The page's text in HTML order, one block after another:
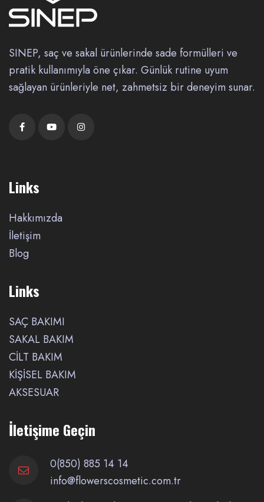
SINEP, saç ve sakal ürünlerinde sade formülleri ve
pratik kullanımıyla öne çıkar. Günlük rutine uyum
sağlayan ürünleriyle net, zahmetsiz bir deneyim sunar.
Links
Hakkımızda
İletişim
Blog
Links
SAÇ BAKIMI
SAKAL BAKIM
CİLT BAKIM
KİŞİSEL BAKIM
AKSESUAR
İletişime Geçin
0(850) 885 14 14
info@flowerscosmetic.com.tr